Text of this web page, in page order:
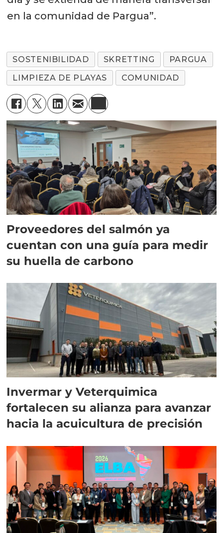
en la comunidad de Pargua”.
SOSTENIBILIDAD SKRETTING
PARGUA
LIMPIEZA DE PLAYAS
COMUNIDAD
Proveedores del salmón ya
cuentan con una guía para medir
su huella de carbono
Invermar y Veterquimica
fortalecen su alianza para avanzar
hacia la acuicultura de precisión